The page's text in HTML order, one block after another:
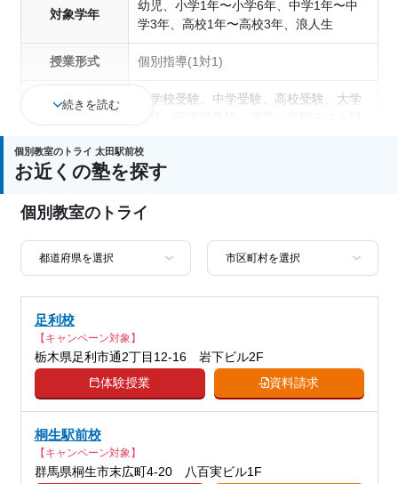
対象学年
幼児、小学1年〜小学6年、中学1年〜中
学3年、高校1年〜高校3年、浪人生
授業形式 個別指導(1対1)
通塾の目的
小学校受験、中学受験、高校受験、大学
型選抜(旧AO)対策、推薦入試対策、学校
別特化対策、国公立大対策、私大対策、
漢検(漢字検定)対策、数学特化対策、英
塾の特徴
害・学習障害の子どもに対応、自習室あ
り
科目
国語、現代文、古典（古文・漢文）、算
総合、政治経済、地理、英語、英会話、
続きを読む
個別教室のトライ 太田駅前校
お近くの塾を探す
個別教室のトライ
足利校
【キャンペーン対象】
栃木県足利市通2丁目12-16 岩下ビル2F
体験授業
資料請求
桐生駅前校
【キャンペーン対象】
群馬県桐生市末広町4-20 八百実ビル1F